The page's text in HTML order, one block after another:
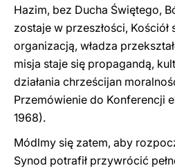
Hazim, bez Ducha Świętego,
zostaje w przeszłości,
organizacją, władza
misja staje się propagandą,
działania chrześcijan
Przemówienie do Konferencji
1968).
Módlmy się zatem, aby
Synod potrafił przywrócić